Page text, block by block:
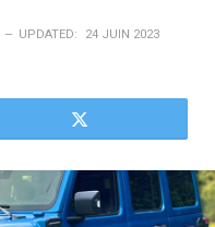
UPDATED: 24 JUIN 2023